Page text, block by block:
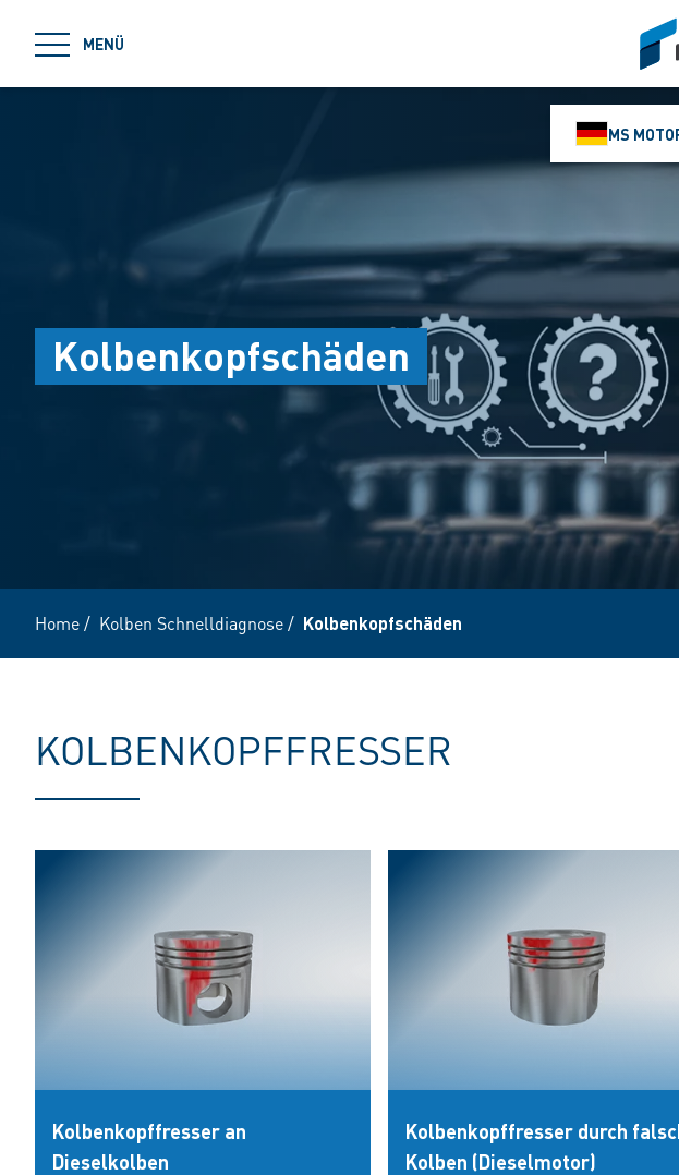
MENÜ
siteLogo
MS
Kolbenkopfschäden
Home/ Kolben Schnelldiagnose/ Kolbenkopfschäden
KOLBENKOPFFRESSER
Kolbenkopffresser an
Dieselkolben
Kolbenkopffresser durch
Kolben (Dieselmotor)